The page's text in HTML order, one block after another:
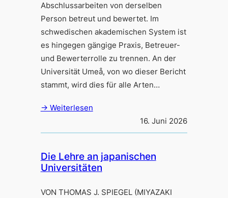
Abschlussarbeiten von derselben
Person betreut und bewertet. Im
schwedischen akademischen System ist
es hingegen gängige Praxis, Betreuer-
und Bewerterrolle zu trennen. An der
Universität Umeå, von wo dieser Bericht
stammt, wird dies für alle Arten…
→ Weiterlesen
16. Juni 2026
Die Lehre an japanischen
Universitäten
VON THOMAS J. SPIEGEL (MIYAZAKI